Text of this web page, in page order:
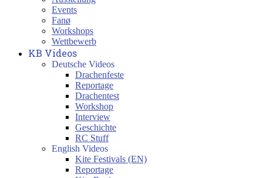
Events
Fanø
Workshops
Wettbewerb
KB Videos
Deutsche Videos
Drachenfeste
Reportage
Drachentest
Workshop
Interview
Geschichte
RC Stuff
English Videos
Kite Festivals (EN)
Reportage